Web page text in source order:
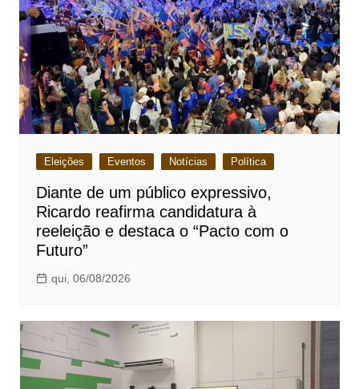
Eleições Eventos Notícias Política
Diante de um público expressivo,
Ricardo reafirma candidatura à
reeleição e destaca o “Pacto com o
Futuro”
qui, 06/08/2026